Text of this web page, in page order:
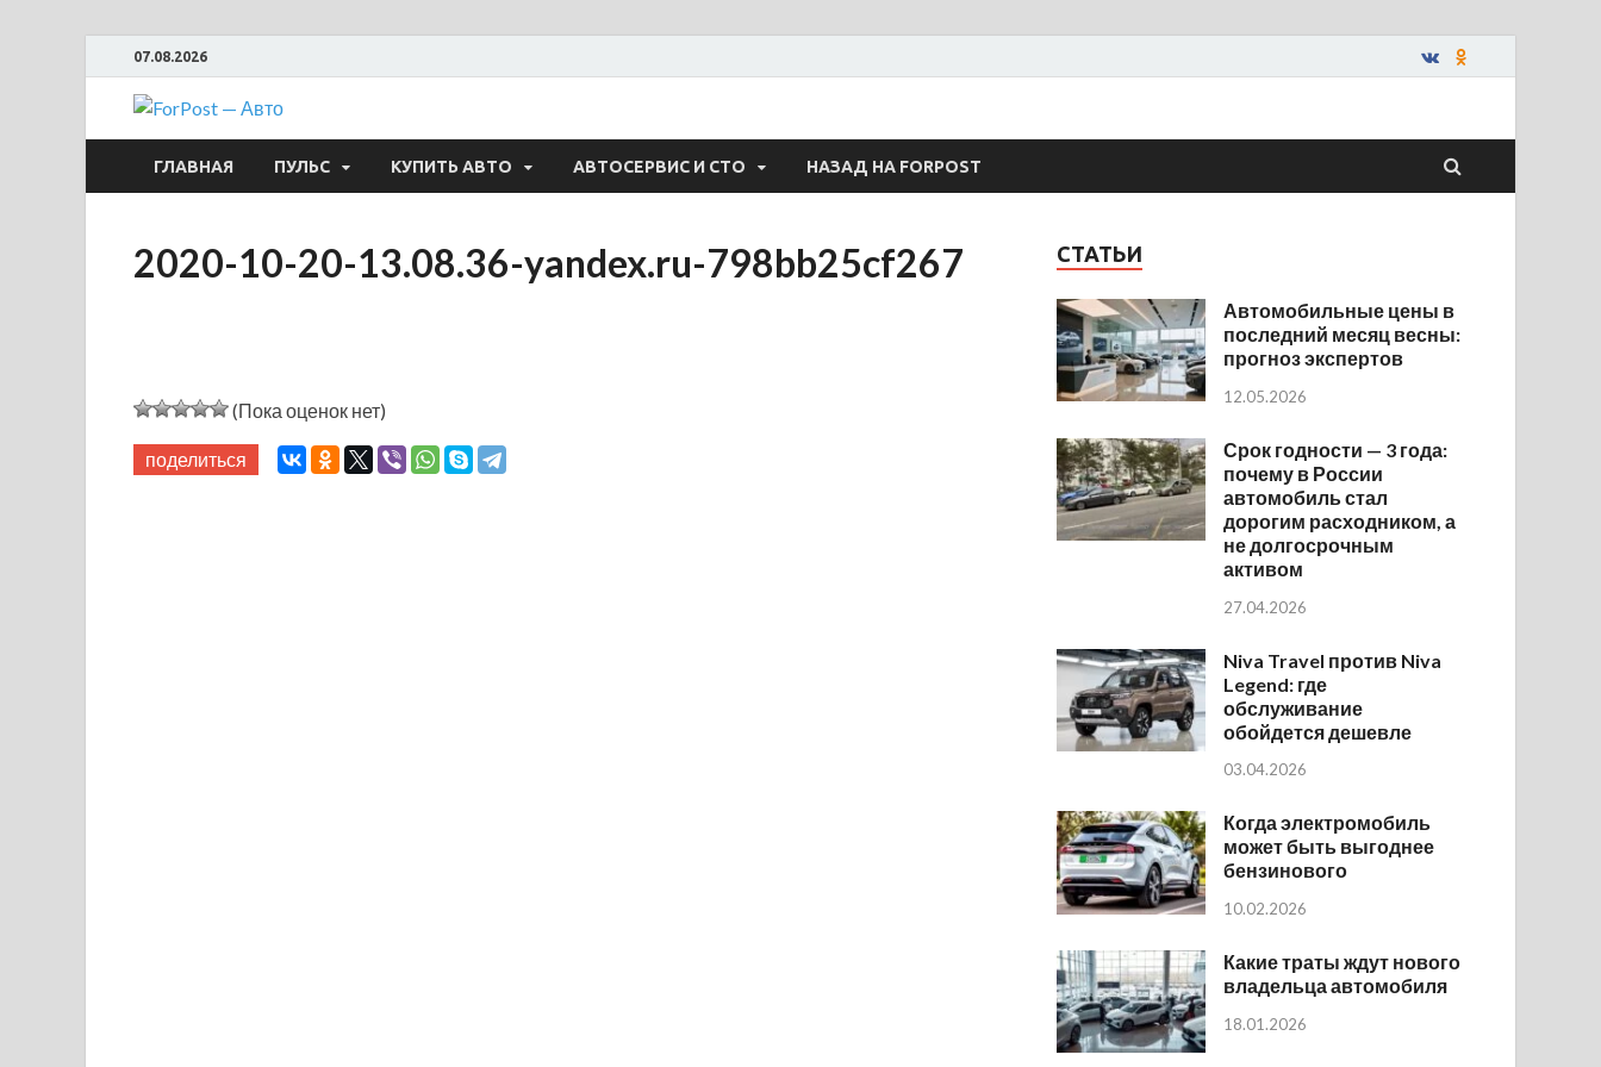
07.08.2026
ForPost — Авто
ГЛАВНАЯ ПУЛЬС КУПИТЬ АВТО АВТОСЕРВИС И СТО НАЗАД НА FORPOST
2020-10-20-13.08.36-yandex.ru-798bb25cf267
(Пока оценок нет)
поделиться
СТАТЬИ
Автомобильные цены в
последний месяц весны:
прогноз экспертов
12.05.2026
Срок годности — 3 года:
почему в России
автомобиль стал
дорогим расходником, а
не долгосрочным
активом
27.04.2026
Niva Travel против Niva
Legend: где
обслуживание
обойдется дешевле
03.04.2026
Когда электромобиль
может быть выгоднее
бензинового
10.02.2026
Какие траты ждут нового
владельца автомобиля
18.01.2026